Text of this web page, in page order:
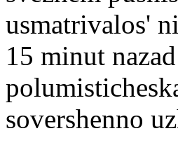
usmatrivalos'
15 minut
sovershenno